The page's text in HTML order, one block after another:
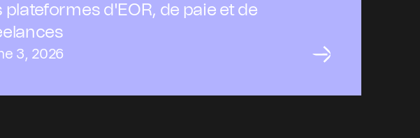
plateformes d'EOR, de paie et de
3, 2026